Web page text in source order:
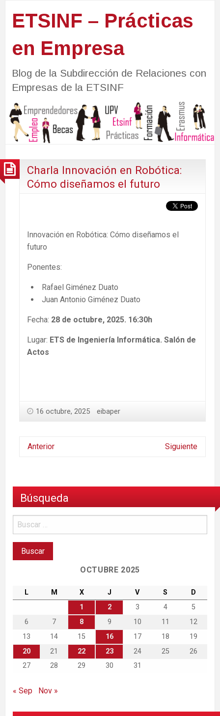
ETSINF – Prácticas
en Empresa
Blog de la Subdirección de Relaciones con
Empresas de la ETSINF
Charla Innovación en Robótica:
Cómo diseñamos el futuro
Innovación en Robótica: Cómo diseñamos el
futuro
Ponentes:
Rafael Giménez Duato
Juan Antonio Giménez Duato
Fecha: 28 de octubre, 2025. 16:30h
Lugar: ETS de Ingeniería Informática. Salón de
Actos
16 octubre, 2025 eibaper
Anterior Siguiente
Búsqueda
OCTUBRE 2025
L M X J V S
D
1
2 3 4
5
6
7 8 9 10 11
12
13
14 15 16 17 18
19
20
21 22 23 24 25
26
27
28 29 30 31
« Sep Nov »